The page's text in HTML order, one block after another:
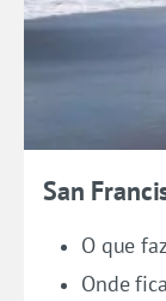
San
O que
Onde